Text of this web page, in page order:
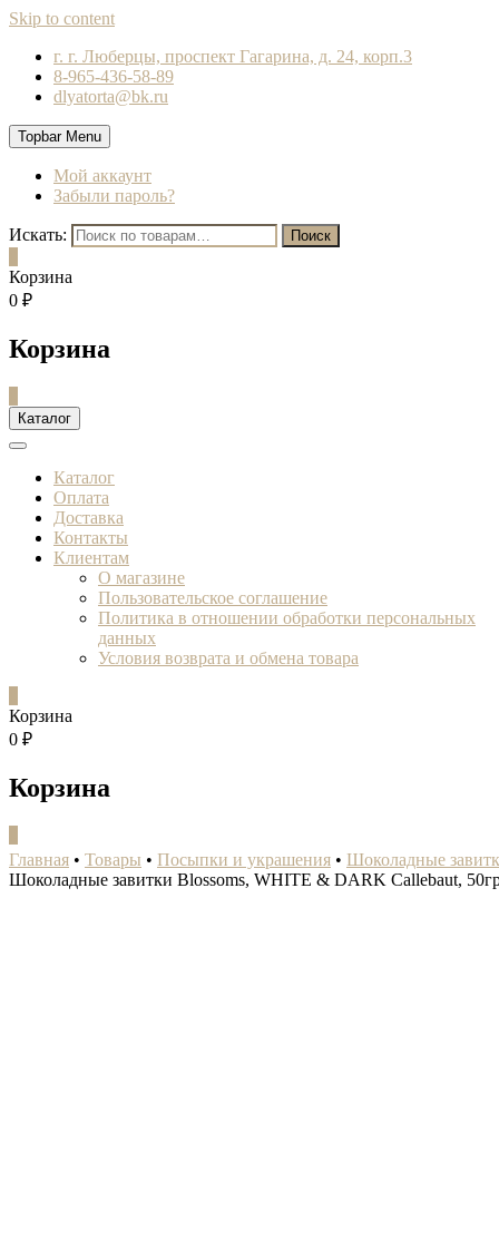
Skip to content
г. г. Люберцы, проспект Гагарина, д. 24, корп.3
8-965-436-58-89
dlyatorta@bk.ru
Topbar Menu
Мой аккаунт
Забыли пароль?
Искать: Поиск
Корзина
0 ₽
Корзина
Каталог
Каталог
Оплата
Доставка
Контакты
Клиентам
О магазине
Пользовательское соглашение
Политика в отношении обработки персональных
данных
Условия возврата и обмена товара
Корзина
0 ₽
Корзина
Главная • Товары • Посыпки и украшения • Шоколадные
Шоколадные завитки Blossoms, WHITE & DARK Callebaut,